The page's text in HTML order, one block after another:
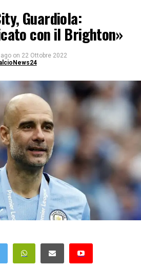
Guardiola:
con il Brighton»
on 22 Ottobre 2022